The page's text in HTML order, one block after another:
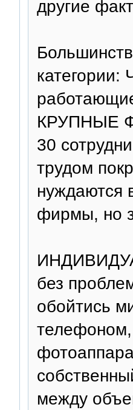
другие
КРУПНЫЕ
30
трудом
нуждаются
фирмы, но
без
обойтись
между